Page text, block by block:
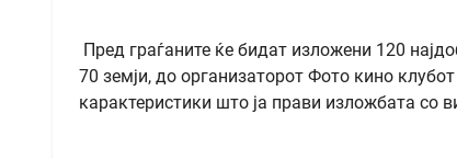
Пред граѓаните ќе бидат изложени 120
70 земји, до организаторот Фото кино
карактеристики што ја прави изложбата со